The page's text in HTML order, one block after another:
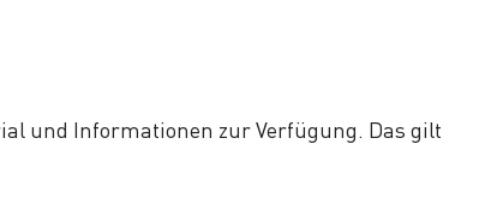
und Informationen zur Verfügung. Das gilt